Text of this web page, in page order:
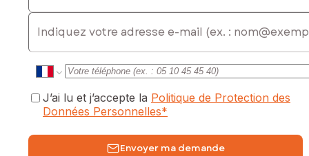
528190879
E-mail
J’ai lu et j’accepte la Politique de Protection des
Données Personnelles*
Envoyer ma demande